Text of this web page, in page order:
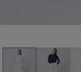
model：
model：
model：
model：
model：